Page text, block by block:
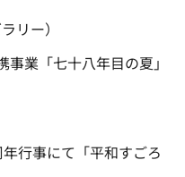
リー）
業「七十八年目の夏」
行事にて「平和すごろ